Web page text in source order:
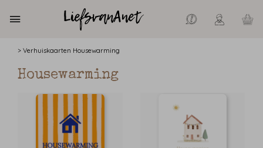
> Verhuiskaarten Housewarming
Housewarming